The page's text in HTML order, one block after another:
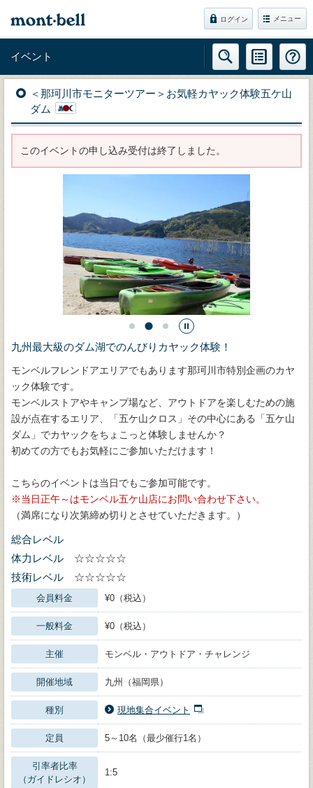
ログイン メニュー
イベント
＜那珂川市モニターツアー＞お気軽カヤック体験五ケ山
ダム
このイベントの申し込み受付は終了しました。
九州最大級のダム湖でのんびりカヤック体験！
モンベルフレンドアエリアでもあります那珂川市特別企画のカヤ
ック体験です。
モンベルストアやキャンプ場など、アウトドアを楽しむための施
設が点在するエリア、「五ケ山クロス」その中心にある「五ケ山
ダム」でカヤックをちょこっと体験しませんか？
初めての方でもお気軽にご参加いただけます！
こちらのイベントは当日でもご参加可能です。
※当日正午～はモンベル五ケ山店にお問い合わせ下さい。
（満席になり次第締め切りとさせていただきます。）
総合レベル
体力レベル
☆☆☆☆☆
技術レベル
☆☆☆☆☆
会員料金 ¥0（税込）
一般料金 ¥0（税込）
主催 モンベル・アウトドア・チャレンジ
開催地域 九州（福岡県）
種別 現地集合イベント
定員 5～10名（最少催行1名）
引率者比率
（ガイドレシオ）
1:5